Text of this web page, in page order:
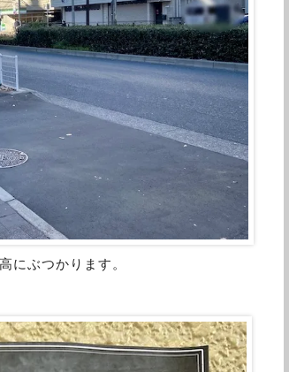
にぶつかります。